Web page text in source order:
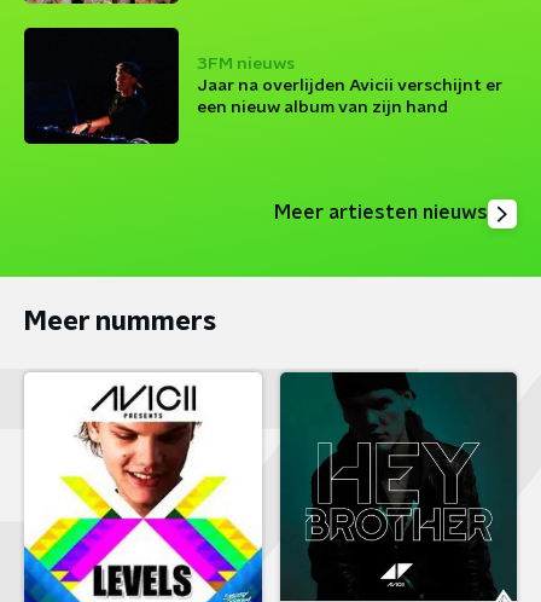
3FM nieuws
Jaar na overlijden Avicii verschijnt er
een nieuw album van zijn hand
Meer artiesten nieuws
Meer nummers